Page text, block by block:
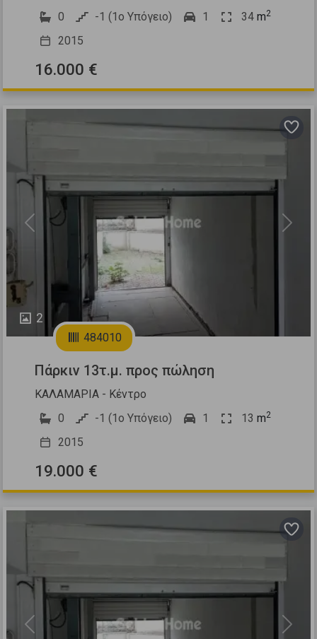
0
-1 (1ο Υπόγειο) 1 34 m2
2015
16.000 €
2
Previous Next
484010
Πάρκιν 13τ.μ. προς πώληση
ΚΑΛΑΜΑΡΙΑ - Κέντρο
0
-1 (1ο Υπόγειο) 1 13 m2
2015
19.000 €
Previous Next